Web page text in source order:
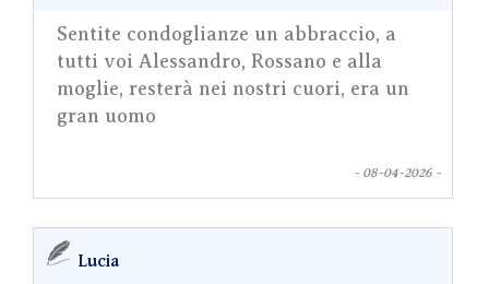
Sentite condoglianze un abbraccio, a
tutti voi Alessandro, Rossano e alla
moglie, resterà nei nostri cuori, era un
gran uomo
- 08-04-2026 -
Lucia